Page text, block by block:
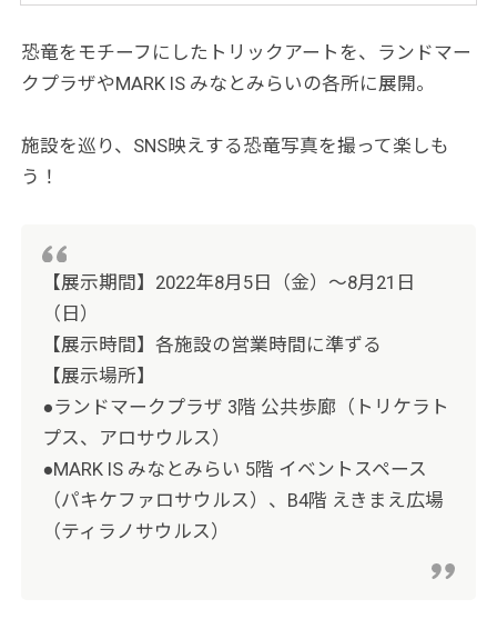
恐竜をモチーフにしたトリックアートを、ランドマー
クプラザやMARK IS みなとみらいの各所に展開。
施設を巡り、SNS映えする恐竜写真を撮って楽しも
う！
【展示期間】2022年8月5日（金）～8月21日
（日）
【展示時間】各施設の営業時間に準ずる
【展示場所】
●ランドマークプラザ 3階 公共歩廊（トリケラト
プス、アロサウルス）
●MARK IS みなとみらい 5階 イベントスペース
（パキケファロサウルス）、B4階 えきまえ広場
（ティラノサウルス）